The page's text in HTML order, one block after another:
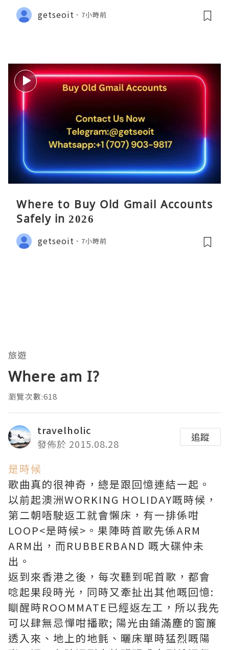
getseoit 7小時前
Where to Buy Old Gmail Accounts
Safely in 2026
getseoit 7小時前
旅遊
Where am I?
瀏覽次數:618
travelholic
發佈於 2015.08.28
追蹤
是時候
歌曲真的很神奇，總是跟回憶連結一起。
以前起澳洲WORKING HOLIDAY嘅時候，
第二朝唔駛返工就會懶床，有一排係咁
LOOP<是時候>。果陣時首歌先係ARM
ARM出，而RUBBERBAND 嘅大碟仲未
出。
返到來香港之後，每次聽到呢首歌，都會
唸起果段時光，同時又牽扯出其他嘅回憶:
瞓醒時ROOMMATE已經返左工，所以我先
可以肆無忌憚咁播歌; 陽光由鋪滿塵的窗簾
透入來、地上的地氈、曬床單時猛烈嘅陽